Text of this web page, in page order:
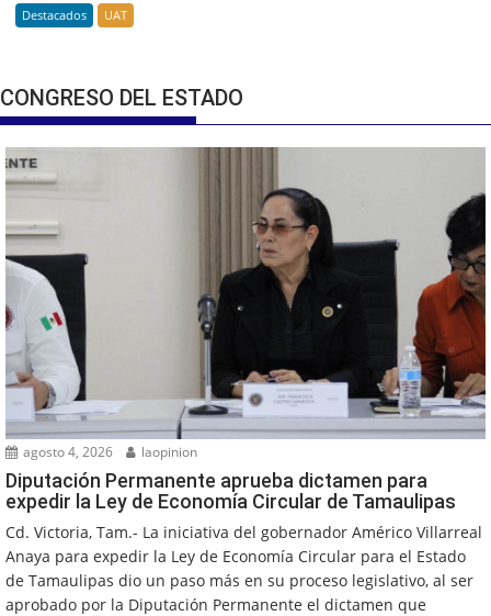
Destacados UAT
CONGRESO DEL ESTADO
agosto 4, 2026 laopinion
Diputación Permanente aprueba dictamen para
expedir la Ley de Economía Circular de Tamaulipas
Cd. Victoria, Tam.- La iniciativa del gobernador Américo Villarreal
Anaya para expedir la Ley de Economía Circular para el Estado
de Tamaulipas dio un paso más en su proceso legislativo, al ser
aprobado por la Diputación Permanente el dictamen que